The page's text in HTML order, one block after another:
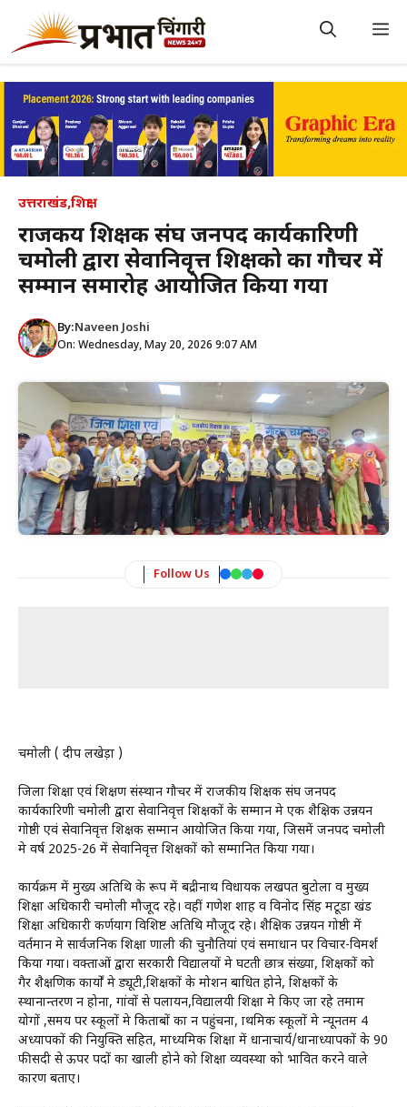
content
उत्तराखंड,शिक्षा
राजकीय शिक्षक संघ जनपद कार्यकारिणी
चमोली द्वारा सेवानिवृत्त शिक्षको का गौचर में
सम्मान समारोह आयोजित किया गया
By:Naveen Joshi
On: Wednesday, May 20, 2026 9:07 AM
Follow Us
चमोली ( प्रदीप लखेड़ा )
जिला शिक्षा एवं प्रशिक्षण संस्थान गौचर में राजकीय शिक्षक संघ जनपद
कार्यकारिणी चमोली द्वारा सेवानिवृत्त शिक्षकों के सम्मान मे एक शैक्षिक उन्नयन
गोष्ठी एवं सेवानिवृत्त शिक्षक सम्मान आयोजित किया गया, जिसमें जनपद चमोली
मे वर्ष 2025-26 में सेवानिवृत्त शिक्षकों को सम्मानित किया गया।
कार्यक्रम में मुख्य अतिथि के रूप में बद्रीनाथ विधायक लखपत बुटोला व मुख्य
शिक्षा अधिकारी चमोली मौजूद रहे। वहीं गणेश शाह व विनोद सिंह मटूडा खंड
शिक्षा अधिकारी कर्णप्रयाग विशिष्ट अतिथि मौजूद रहे। शैक्षिक उन्नयन गोष्ठी में
वर्तमान मे सार्वजनिक शिक्षा प्रणाली की चुनौतियां एवं समाधान पर विचार-विमर्श
किया गया। वक्ताओं द्वारा सरकारी विद्यालयों मे घटती छात्र संख्या, शिक्षकों को
गैर शैक्षणिक कार्यों मे ड्यूटी,शिक्षकों के प्रमोशन बाधित होने, शिक्षकों के
स्थानान्तरण न होना, गांवों से पलायन,विद्यालयी शिक्षा मे किए जा रहे तमाम
प्रयोगों ,समय पर स्कूलों मे किताबों का न पहुंचना, प्राथमिक स्कूलों मे न्यूनतम 4
अध्यापकों की नियुक्ति सहित, माध्यमिक शिक्षा में प्रधानाचार्य/प्रधानाध्यापकों के 90
फीसदी से ऊपर पदों का खाली होने को शिक्षा व्यवस्था को प्रभावित करने वाले
कारण बताए।